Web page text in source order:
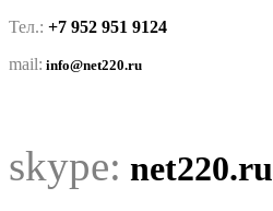
Тел.: +7 952 951 9124
mail: info@net220.ru
skype: net220.ru